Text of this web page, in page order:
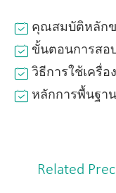
คุณสมบัติหลักข
ขั้นตอนการสอบ
วิธีการใช้เครื่อง
หลักการพื้นฐานและมาตรฐาน
Related